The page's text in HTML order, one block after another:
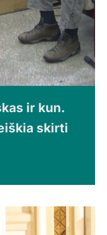
ir kun.
skirti